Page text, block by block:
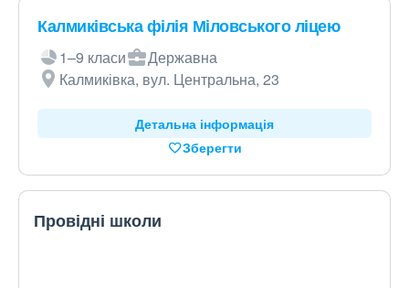
Калмиківська філія Міловського ліцею
1–9 класи
Державна
Калмиківка, вул. Центральна, 23
Детальна інформація
Зберегти
Провідні школи